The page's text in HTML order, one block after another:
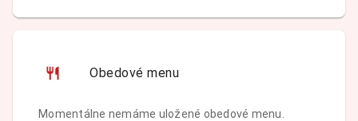
Obedové menu
Momentálne nemáme uložené obedové menu.